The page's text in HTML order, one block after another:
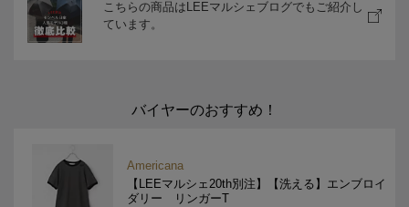
こちらの商品はLEEマルシェブログでもご紹介し
ています。
バイヤーのおすすめ！
Americana
【LEEマルシェ20th別注】【洗える】エンブロイ
ダリー リンガーT